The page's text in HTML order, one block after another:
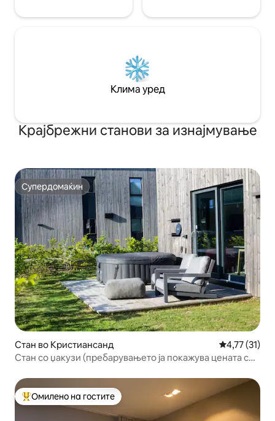
Клима уред
Крајбрежни станови за изнајмување
Супердомаќин
Супердомаќин
Стан во Кристиансанд Просечна
4,77 (31)
Стан со џакузи (пребарувањето ја покажува цената со
Меѓу најуспешните „Омилени на гостите“
Омилено на гостите